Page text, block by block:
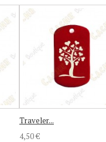
Traveler...
4,50 €